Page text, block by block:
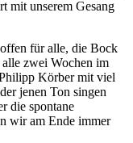
mit unserem Gesang
für alle, die Bock
zwei Wochen im
Körber mit viel
jenen Ton singen
die spontane
wir am Ende immer